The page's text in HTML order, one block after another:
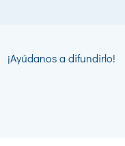
Copy
¡Ayúdanos a difundirlo!